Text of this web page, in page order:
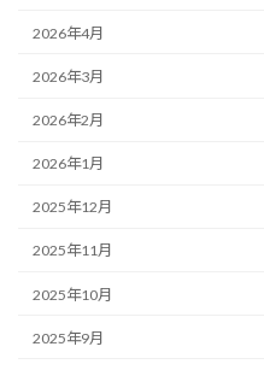
2026年4月
2026年3月
2026年2月
2026年1月
2025年12月
2025年11月
2025年10月
2025年9月